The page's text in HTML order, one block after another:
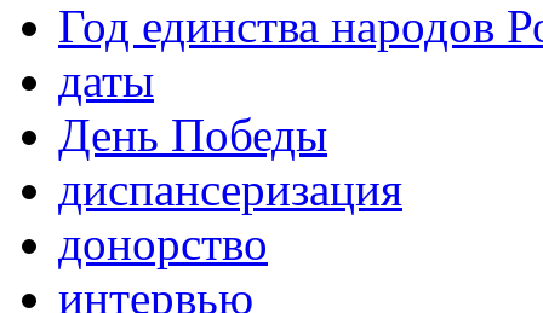
Год единства народов
даты
День Победы
диспансеризация
донорство
интервью